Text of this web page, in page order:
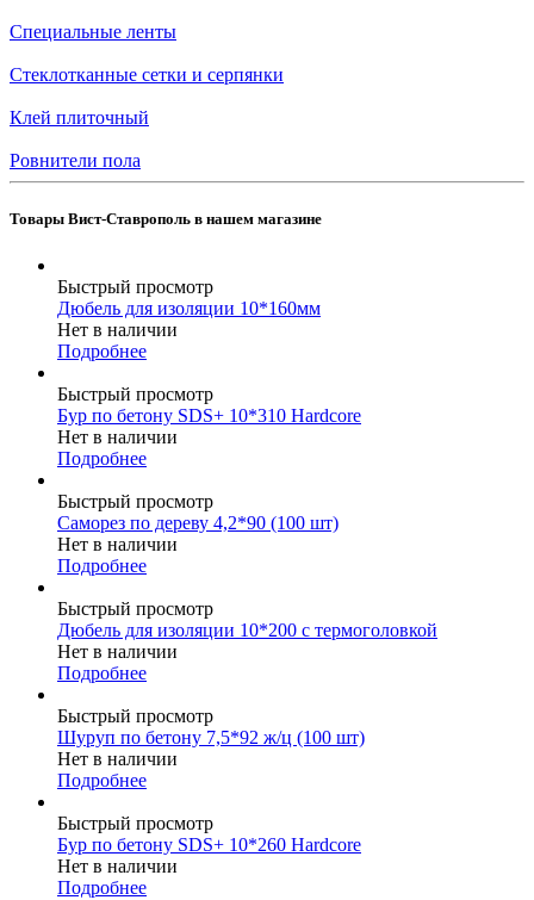
Специальные ленты
Стеклотканные сетки и серпянки
Клей плиточный
Ровнители пола
Товары Вист-Ставрополь в нашем магазине
Быстрый просмотр
Дюбель для изоляции 10*160мм
Нет в наличии
Подробнее
Быстрый просмотр
Бур по бетону SDS+ 10*310 Hardcore
Нет в наличии
Подробнее
Быстрый просмотр
Саморез по дереву 4,2*90 (100 шт)
Нет в наличии
Подробнее
Быстрый просмотр
Дюбель для изоляции 10*200 с термоголовкой
Нет в наличии
Подробнее
Быстрый просмотр
Шуруп по бетону 7,5*92 ж/ц (100 шт)
Нет в наличии
Подробнее
Быстрый просмотр
Бур по бетону SDS+ 10*260 Hardcore
Нет в наличии
Подробнее